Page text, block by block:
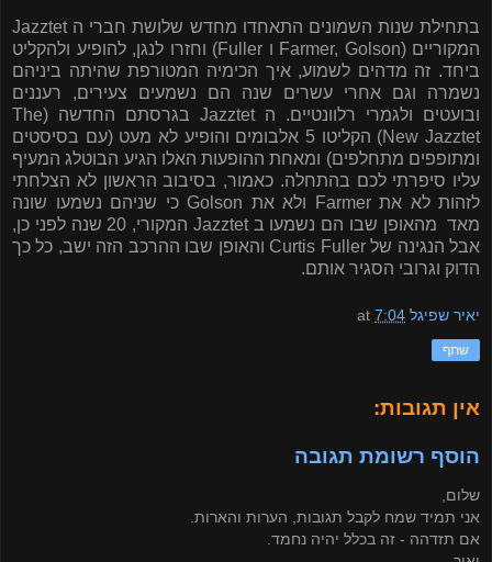
בתחילת שנות השמונים התאחדו מחדש שלושת חברי הJazztet
המקוריים (Farmer, Golson ו Fuller) וחזרו לנגן, להופיע ולהקליט
ביחד. זה מדהים לשמוע, איך הכימיה המטורפת שהיתה ביניהם
נשמרה וגם אחרי עשרים שנה הם נשמעים צעירים, רעננים
ובועטים ולגמרי רלוונטיים. הJazztet בגרסתם החדשה (The
New Jazztet
) הקליטו 5 אלבומים והופיע לא מעט (עם בסיסטים
ומתופפים מתחלפים) ומאחת ההופעות האלו הגיע הבוטלג המעיף
עליו סיפרתי לכם בהתחלה. כאמור, בסיבוב הראשון לא הצלחתי
לזהות לא את Farmer ולא את Golson כי שניהם נשמעו שונה
מאד מהאופן שבו הם נשמעו ב Jazztet המקורי, 20 שנה לפני כן,
אבל הנגינה של Curtis Fuller והאופן שבו ההרכב הזה ישב, כל כך
הדוק וגרובי הסגיר אותם.
יאיר שפיגל at 7:04
שתף
אין תגובות:
הוסף רשומת תגובה
שלום,
אני תמיד שמח לקבל תגובות, הערות והארות.
אם תזדהה - זה בכלל יהיה נחמד.